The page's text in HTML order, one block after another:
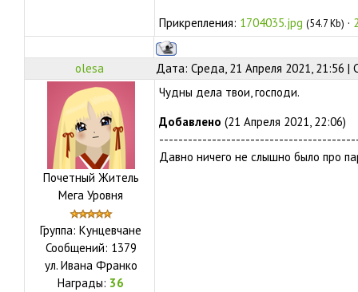
Прикрепления: 1704035.jpg (54.7 Kb) ·
olesa Дата: Среда, 21 Апреля 2021, 21:56 |
Почетный Житель
Мега Уровня
Группа: Кунцевчане
Сообщений: 1379
ул. Ивана Франко
Награды: 36
Чудны дела твои, господи.
Добавлено (21 Апреля 2021, 22:06)
Давно ничего не слышно было про